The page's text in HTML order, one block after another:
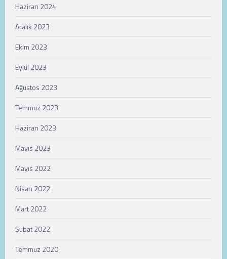
Haziran 2024
Aralık 2023
Ekim 2023
Eylül 2023
Ağustos 2023
Temmuz 2023
Haziran 2023
Mayıs 2023
Mayıs 2022
Nisan 2022
Mart 2022
Şubat 2022
Temmuz 2020